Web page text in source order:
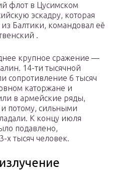
флот в Цусимском
эскадру, которая
Балтики, командовал её
.
крупное сражение —
14-ти тысячной
сопротивление 6 тысяч
каторжане и
в армейские ряды,
потому, сильными
К концу июля
подавлено,
тысяч человек.